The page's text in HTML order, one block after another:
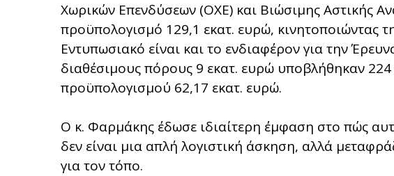
Χωρικών Επενδύσεων (ΟΧΕ) και Βιώσιμης Αστικής
προϋπολογισμό 129,1 εκατ. ευρώ, κινητοποιώντας
Εντυπωσιακό είναι και το ενδιαφέρον για την
διαθέσιμους πόρους 9 εκατ. ευρώ υποβλήθηκαν
προϋπολογισμού 62,17 εκατ. ευρώ.
Ο κ. Φαρμάκης έδωσε ιδιαίτερη έμφαση στο πώς
δεν είναι μια απλή λογιστική άσκηση, αλλά
για τον τόπο.